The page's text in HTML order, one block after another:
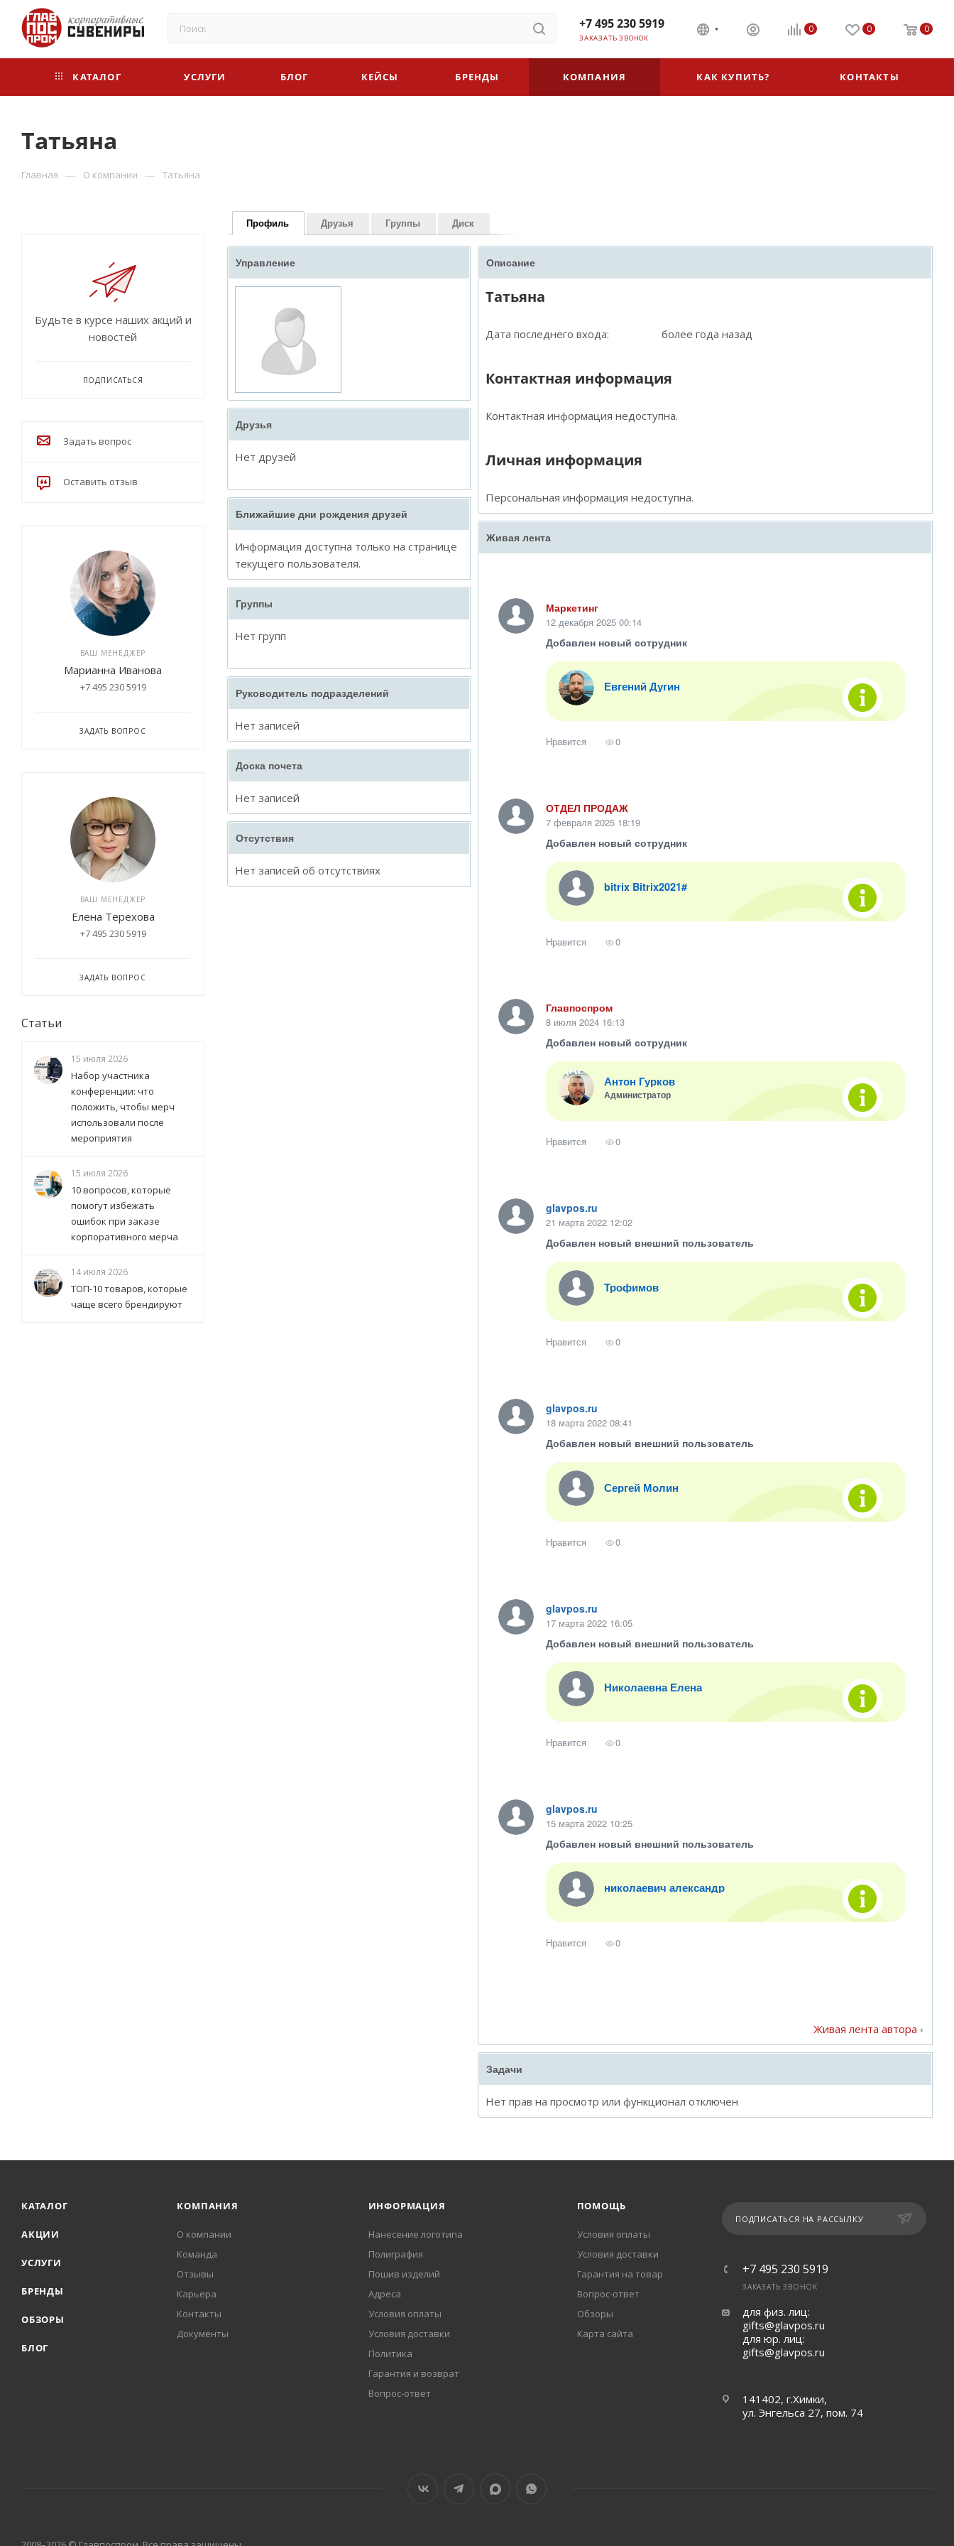
+7 495 230 5919
ЗАКАЗАТЬ ЗВОНОК
0 0 0
КАТАЛОГ УСЛУГИ БЛОГ КЕЙСЫ БРЕНДЫ КОМПАНИЯ КАК КУПИТЬ? КОНТАКТЫ
Татьяна
Главная — О компании — Татьяна
Профиль Друзья Группы Диск
Управление
Друзья
Нет друзей
Ближайшие дни рождения друзей
Информация доступна только на странице
текущего пользователя.
Группы
Нет групп
Руководитель подразделений
Нет записей
Доска почета
Нет записей
Отсутствия
Нет записей об отсутствиях
Описание
Татьяна
Дата последнего входа: более года назад
Контактная информация
Контактная информация недоступна.
Личная информация
Персональная информация недоступна.
Живая лента
Маркетинг
12 декабря 2025 00:14
Добавлен новый сотрудник
Евгений Дугин
Нравится 0
ОТДЕЛ ПРОДАЖ
7 февраля 2025 18:19
Добавлен новый сотрудник
bitrix Bitrix2021#
Нравится 0
Главпоспром
8 июля 2024 16:13
Добавлен новый сотрудник
Антон Гурков
Администратор
Нравится 0
glavpos.ru
21 марта 2022 12:02
Добавлен новый внешний пользователь
Трофимов
Нравится 0
glavpos.ru
18 марта 2022 08:41
Добавлен новый внешний пользователь
Сергей Молин
Нравится 0
glavpos.ru
17 марта 2022 16:05
Добавлен новый внешний пользователь
Николаевна Елена
Нравится 0
glavpos.ru
15 марта 2022 10:25
Добавлен новый внешний пользователь
николаевич александр
Нравится 0
Живая лента автора
Задачи
Нет прав на просмотр или функционал отключен
Будьте в курсе наших акций и
новостей
ПОДПИСАТЬСЯ
Задать вопрос
Оставить отзыв
ВАШ МЕНЕДЖЕР
Марианна Иванова
+7 495 230 5919
ЗАДАТЬ ВОПРОС
ВАШ МЕНЕДЖЕР
Елена Терехова
+7 495 230 5919
ЗАДАТЬ ВОПРОС
Статьи
15 июля 2026
Набор участника
конференции: что
положить, чтобы мерч
использовали после
мероприятия
15 июля 2026
10 вопросов, которые
помогут избежать
ошибок при заказе
корпоративного мерча
14 июля 2026
ТОП-10 товаров, которые
чаще всего брендируют
КАТАЛОГ
АКЦИИ
УСЛУГИ
БРЕНДЫ
ОБЗОРЫ
БЛОГ
КОМПАНИЯ
О компании
Команда
Отзывы
Карьера
Контакты
Документы
ИНФОРМАЦИЯ
Нанесение логотипа
Полиграфия
Пошив изделий
Адреса
Условия оплаты
Условия доставки
Политика
Гарантия и возврат
Вопрос-ответ
ПОМОЩЬ
Условия оплаты
Условия доставки
Гарантия на товар
Вопрос-ответ
Обзоры
Карта сайта
ПОДПИСАТЬСЯ НА РАССЫЛКУ
+7 495 230 5919
ЗАКАЗАТЬ ЗВОНОК
для физ. лиц:
gifts@glavpos.ru
для юр. лиц:
gifts@glavpos.ru
141402, г.Химки,
ул. Энгельса 27, пом. 74